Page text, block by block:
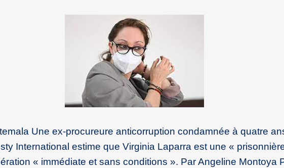
Une ex-procureure anticorruption condamnée à quatre
International estime que Virginia Laparra est une «
« immédiate et sans conditions ». Par Angeline Montoya